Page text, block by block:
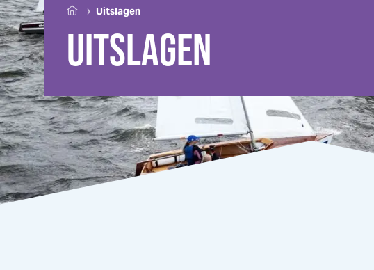
UITSLAGEN
› Uitslagen